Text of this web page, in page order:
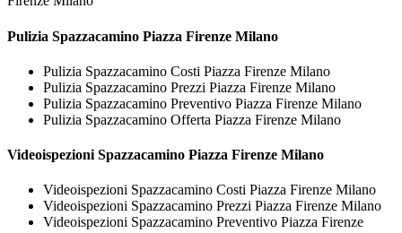
Pulizia Spazzacamino Piazza Firenze Milano
Pulizia Spazzacamino Costi Piazza Firenze Milano
Pulizia Spazzacamino Prezzi Piazza Firenze Milano
Pulizia Spazzacamino Preventivo Piazza Firenze Milano
Pulizia Spazzacamino Offerta Piazza Firenze Milano
Videoispezioni Spazzacamino Piazza Firenze Milano
Videoispezioni Spazzacamino Costi Piazza Firenze Milano
Videoispezioni Spazzacamino Prezzi Piazza Firenze Milano
Videoispezioni Spazzacamino Preventivo Piazza Firenze